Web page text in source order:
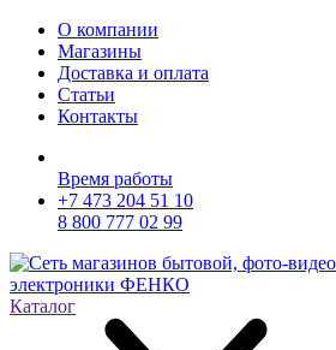
О компании
Магазины
Доставка и оплата
Статьи
Контакты
Время работы
+7 473 204 51 10
8 800 777 02 99
Каталог